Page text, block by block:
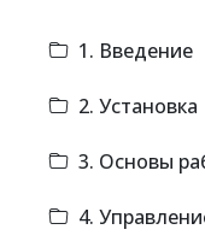
1. Введение
2.
3. Основы
4.